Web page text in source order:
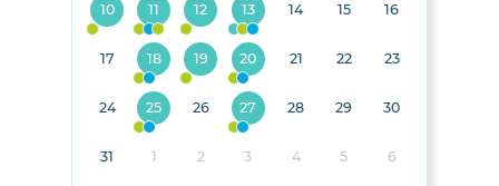
10 11 12 13 14 15 16
17 18 19 20 21 22 23
24 25 26 27 28 29 30
31 1 2 3 4 5 6